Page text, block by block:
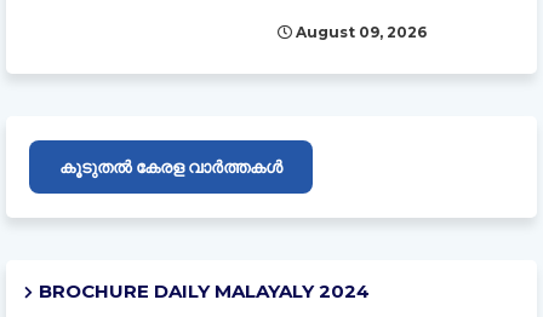
August 09, 2026
കൂടുതൽ കേരള വാർത്തകൾ
BROCHURE DAILY MALAYALY 2024